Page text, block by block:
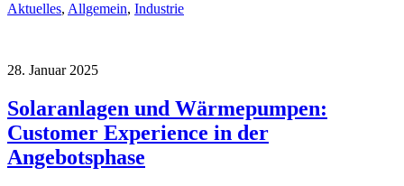
Aktuelles, Allgemein, Industrie
28. Januar 2025
Solaranlagen und Wärmepumpen:
Customer Experience in der
Angebotsphase